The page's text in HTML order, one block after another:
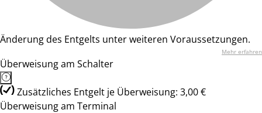
Änderung des Entgelts unter weiteren Voraussetzungen.
Mehr erfahren
Überweisung am Schalter
Zusätzliches Entgelt je Überweisung: 3,00 €
Überweisung am Terminal